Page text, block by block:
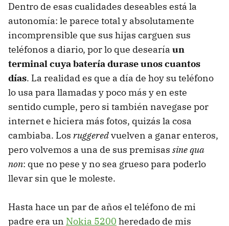
Dentro de esas cualidades deseables está la
autonomía: le parece total y absolutamente
incomprensible que sus hijas carguen sus
teléfonos a diario, por lo que desearía un
terminal cuya batería durase unos cuantos
días. La realidad es que a día de hoy su teléfono
lo usa para llamadas y poco más y en este
sentido cumple, pero si también navegase por
internet e hiciera más fotos, quizás la cosa
cambiaba. Los ruggeredvuelven a ganar enteros,
pero volvemos a una de sus premisas sine qua
non: que no pese y no sea grueso para poderlo
llevar sin que le moleste.
Hasta hace un par de años el teléfono de mi
padre era un Nokia 5200 heredado de mis